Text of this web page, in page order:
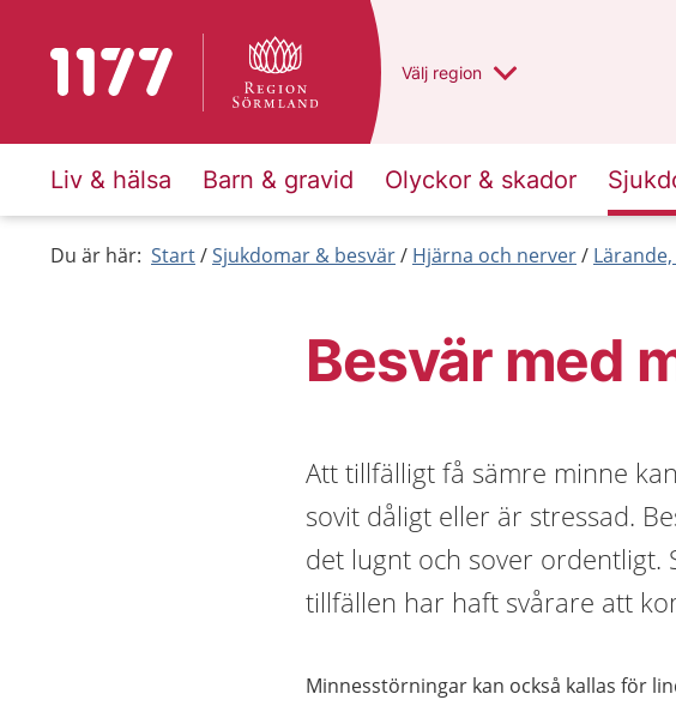
Till startsidan för 1177 Du har valt region
Välj en annan
region
Liv & hälsa Barn & gravid Olyckor & skador
Du är här: Start Sjukdomar & besvär Hjärna och nerver
Besvär med
Att tillfälligt få sämre minne
sovit dåligt eller är stressad.
det lugnt och sover ordentligt.
tillfällen har haft svårare att
Minnesstörningar kan också kallas för